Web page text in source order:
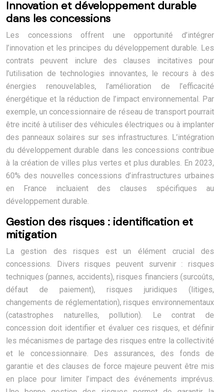
Innovation et développement durable
dans les concessions
Les concessions offrent une opportunité d’intégrer
l’innovation et les principes du développement durable. Les
contrats peuvent inclure des clauses incitatives pour
l’utilisation de technologies innovantes, le recours à des
énergies renouvelables, l’amélioration de l’efficacité
énergétique et la réduction de l’impact environnemental. Par
exemple, un concessionnaire de réseau de transport pourrait
être incité à utiliser des véhicules électriques ou à implanter
des panneaux solaires sur ses infrastructures. L’intégration
du développement durable dans les concessions contribue
à la création de villes plus vertes et plus durables. En 2023,
60% des nouvelles concessions d’infrastructures urbaines
en France incluaient des clauses spécifiques au
développement durable.
Gestion des risques : identification et
mitigation
La gestion des risques est un élément crucial des
concessions. Divers risques peuvent survenir : risques
techniques (pannes, accidents), risques financiers (surcoûts,
défaut de paiement), risques juridiques (litiges,
changements de réglementation), risques environnementaux
(catastrophes naturelles, pollution). Le contrat de
concession doit identifier et évaluer ces risques, et définir
les mécanismes de partage des risques entre la collectivité
et le concessionnaire. Des assurances, des fonds de
garantie et des clauses de force majeure peuvent être mis
en place pour limiter l’impact des événements imprévus.